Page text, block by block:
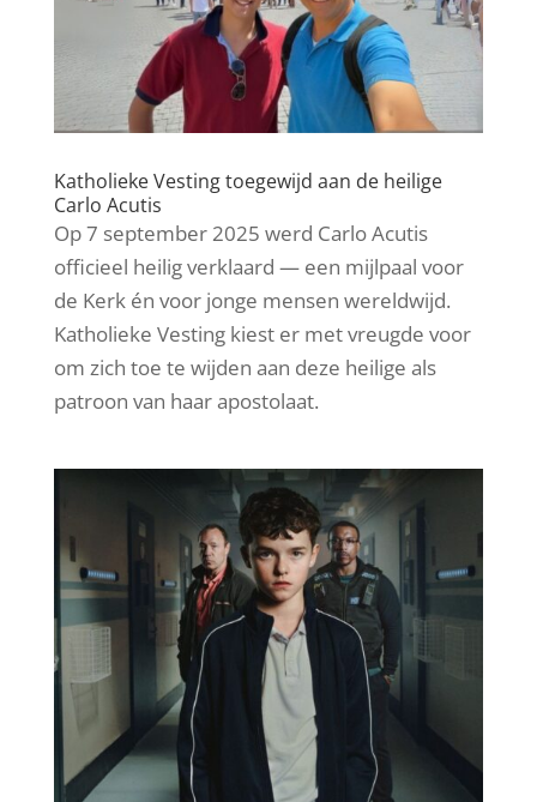
Katholieke Vesting toegewijd aan de heilige
Carlo Acutis
Op 7 september 2025 werd Carlo Acutis
officieel heilig verklaard — een mijlpaal voor
de Kerk én voor jonge mensen wereldwijd.
Katholieke Vesting kiest er met vreugde voor
om zich toe te wijden aan deze heilige als
patroon van haar apostolaat.